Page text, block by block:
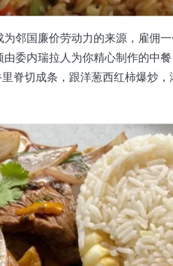
邻国廉价劳动力的来源，雇佣
委内瑞拉人为你精心制作的中餐
脊切成条，跟洋葱西红柿爆炒